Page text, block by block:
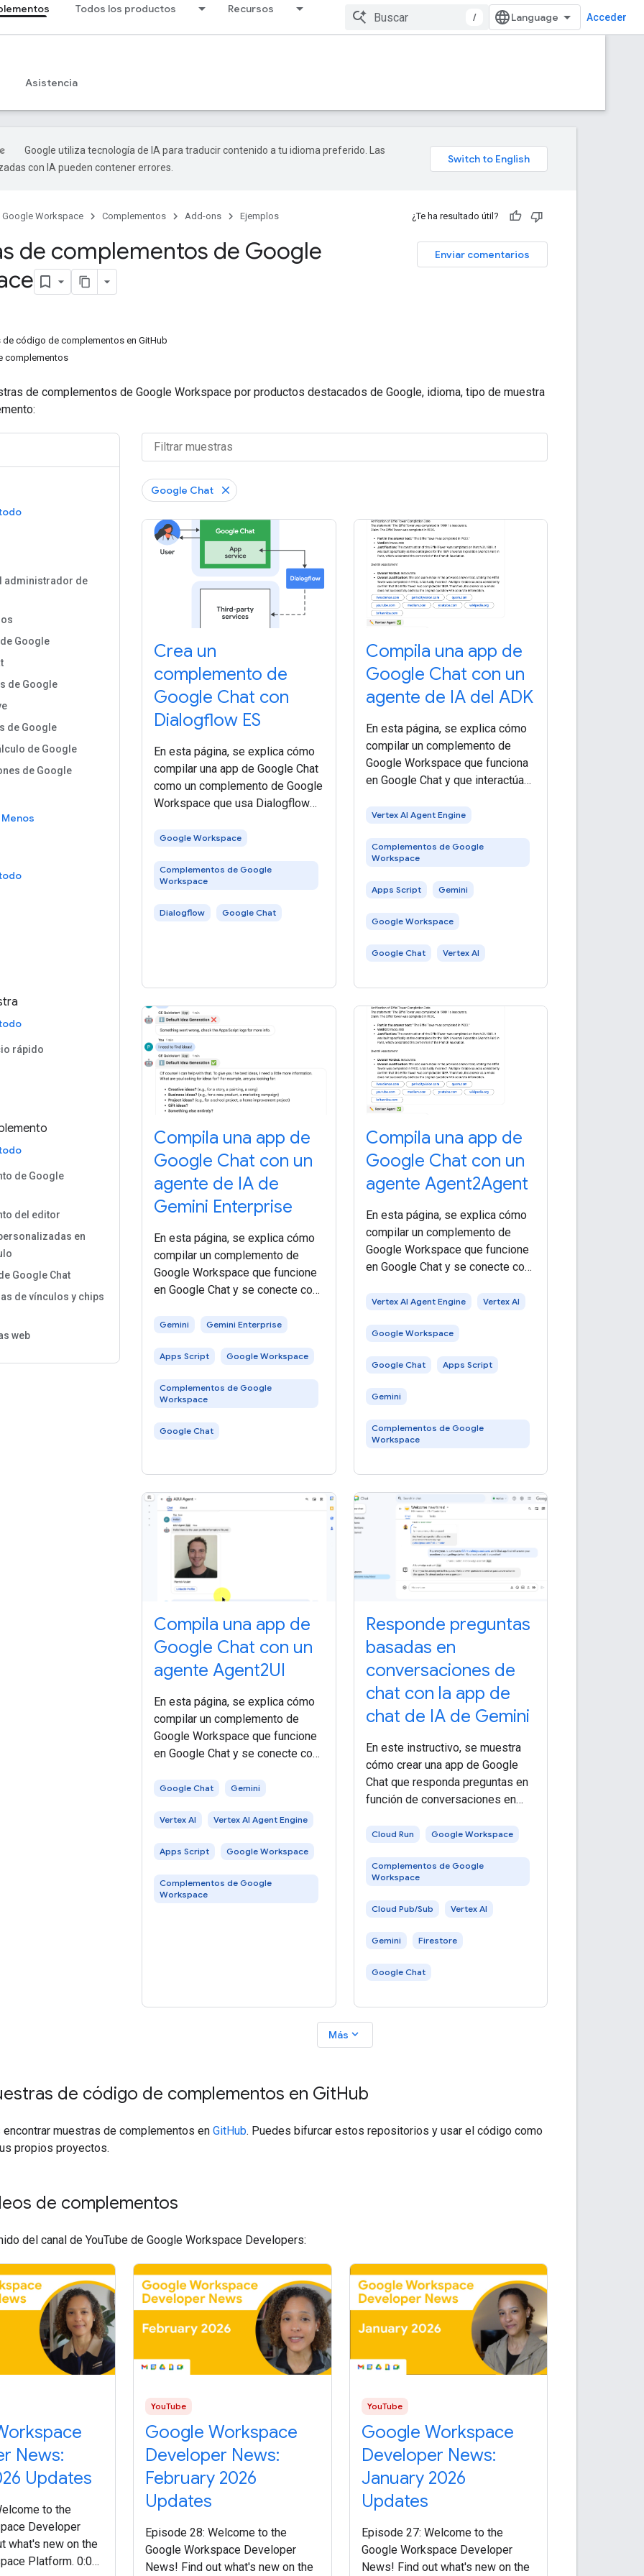
Todos los productos Recursos
/ Acceder
Asistencia
Google utiliza tecnología de IA para traducir contenido a tu idioma preferido. Las
con IA pueden contener errores.
Google Workspace Complementos Add-ons Ejemplos ¿Te ha resultado útil?
Enviar comentarios
de complementos de Google
de código de complementos en GitHub
complementos
de complementos de Google Workspace por productos destacados de Google, idioma, tipo de muestra
administrador de
de Google
de Google
de Google
de Google
de Google
Menos
rápido
de Google
del editor
en
Google Chat
de vínculos y chips
web
Google Chat
Crea un
complemento de
Google Chat con
Dialogflow ES
En esta página, se explica cómo
compilar una app de Google Chat
como un complemento de Google
Workspace que usa Dialogflow
natural y responder a él. También
tiene una integración directa
Google Workspace
Complementos de Google
Workspace
Dialogflow Google Chat
Compila una app de
Google Chat con un
agente de IA del ADK
En esta página, se explica cómo
compilar un complemento de
Google Workspace que funciona
en Google Chat y que interactúa
desarrollo de agentes (ADK)
Engine. Los agentes de IA
perciben su
Vertex AI Agent Engine
Complementos de Google
Workspace
Apps Script Gemini
Google Workspace
Google Chat Vertex AI
Compila una app de
Google Chat con un
agente de IA de
Gemini Enterprise
En esta página, se explica cómo
compilar un complemento de
Google Workspace que funcione
en Google Chat y se conecte con
Enterprise. Los agentes de IA
ejecutan acciones complejas de
Gemini Gemini Enterprise
Apps Script Google Workspace
Complementos de Google
Workspace
Google Chat
Compila una app de
Google Chat con un
agente Agent2Agent
En esta página, se explica cómo
compilar un complemento de
Google Workspace que funcione
en Google Chat y se conecte con
protocolo Agent2Agent (A2A).
de desarrollo de agentes (ADK) y
Vertex AI Agent Engine Vertex AI
Google Workspace
Google Chat Apps Script
Gemini
Complementos de Google
Workspace
Compila una app de
Google Chat con un
agente Agent2UI
En esta página, se explica cómo
compilar un complemento de
Google Workspace que funcione
en Google Chat y se conecte con
protocolo Agent2UI (A2UI).
de desarrollo de agentes (ADK) y
Google Chat Gemini
Vertex AI Vertex AI Agent Engine
Apps Script Google Workspace
Complementos de Google
Workspace
Responde preguntas
basadas en
conversaciones de
chat con la app de
chat de IA de Gemini
En este instructivo, se muestra
cómo crear una app de Google
Chat que responda preguntas en
función de conversaciones en
generativa potenciada por Vertex
la API de Google Workspace
Events y
Cloud Run Google Workspace
Complementos de Google
Workspace
Cloud Pub/Sub Vertex AI
Gemini Firestore
Google Chat
Más expand_more
de código de complementos en GitHub
encontrar muestras de complementos en GitHub. Puedes bifurcar estos repositorios y usar el código como
propios proyectos.
de complementos
del canal de YouTube de Google Workspace Developers:
News:
Updates
to the
Developer
what's new on the
Platform. 0:00
YouTube
Google Workspace
Developer News:
February 2026
Updates
Episode 28: Welcome to the
Google Workspace Developer
News! Find out what's new on the
YouTube
Google Workspace
Developer News:
January 2026
Updates
Episode 27: Welcome to the
Google Workspace Developer
News! Find out what's new on the